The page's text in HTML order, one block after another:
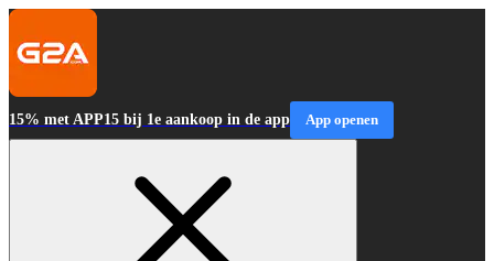
15% met APP15 bij 1e aankoop in de app App openen